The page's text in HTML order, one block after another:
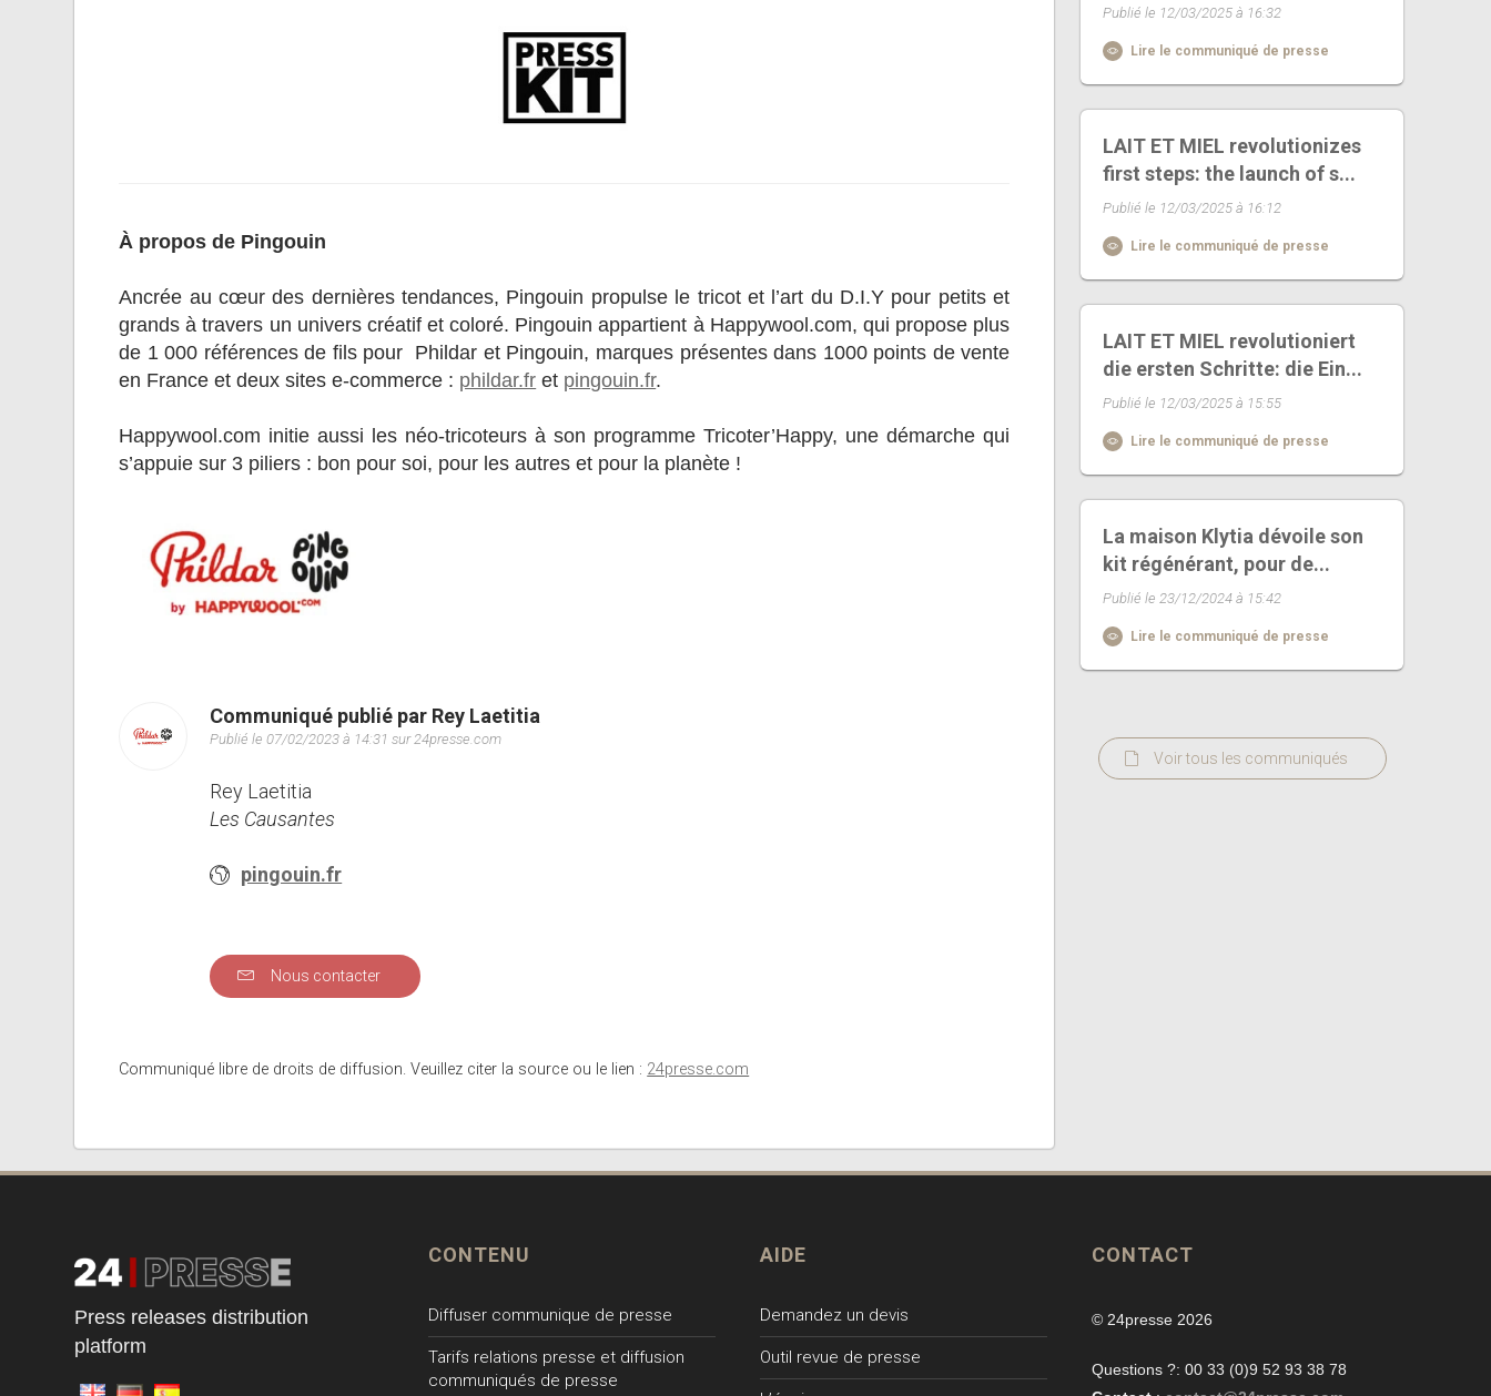
À propos de Pingouin
Ancrée au cœur des dernières tendances, Pingouin propulse le tricot et l’art du D.I.Y pour petits et
grands à travers un univers créatif et coloré. Pingouin appartient à Happywool.com, qui propose plus
de 1 000 références de fils pour Phildar et Pingouin, marques présentes dans 1000 points de vente
en France et deux sites e-commerce : phildar.fr et pingouin.fr.
Happywool.com initie aussi les néo-tricoteurs à son programme Tricoter’Happy, une démarche qui
s’appuie sur 3 piliers : bon pour soi, pour les autres et pour la planète !
Communiqué publié par Rey Laetitia
Publié le 07/02/2023 à 14:31 sur 24presse.com
Rey Laetitia
Les Causantes
pingouin.fr
Nous contacter
Communiqué libre de droits de diffusion. Veuillez citer la source ou le lien : 24presse.com
Publié le 12/03/2025 à 16:32
Lire le communiqué de presse
LAIT ET MIEL revolutionizes
first steps: the launch of s...
Publié le 12/03/2025 à 16:12
Lire le communiqué de presse
LAIT ET MIEL revolutioniert
die ersten Schritte: die Ein...
Publié le 12/03/2025 à 15:55
Lire le communiqué de presse
La maison Klytia dévoile son
kit régénérant, pour de...
Publié le 23/12/2024 à 15:42
Lire le communiqué de presse
Voir tous les communiqués
Press releases distribution
platform
CONTENU
Diffuser communique de presse
Tarifs relations presse et diffusion
communiqués de presse
AIDE
Demandez un devis
Outil revue de presse
CONTACT
© 24presse 2026
Questions ?: 00 33 (0)9 52 93 38 78